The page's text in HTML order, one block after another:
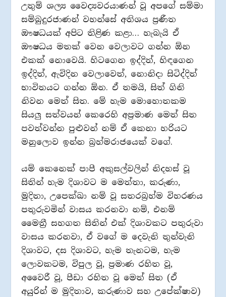
උතුම් ශල්‍ය වෛද්‍යවරයාණන් වූ අපගේ සම්මා
සම්බුදුරජාණන් වහන්සේ අතිශය ප්‍රණීත
ඖෂධයක් අපිට තිළිණ කළා… හැබැයි ඒ
ඖෂධය මතක් වෙන වෙලාවට ගන්න ඕන
එකක් නොවෙයි. හිටගෙන ඉද්දිත්, හිඳගෙන
ඉද්දිත්, ඇවිදින වෙලාවෙත්, නොනිදා සිටිද්දිත්
භාවිතයට ගන්න ඕන. ඒ තමයි, සිත් ගිනි
නිවන මෙත් සිත. මේ හැම මොහොතකම
සියලු‍ සත්වයන් කෙරෙහි අප්‍රමාණ මෙත් සිත
පවත්වන්න පුළුවන් නම් ඒ කෙනා හරියට
මනුලොව ඉන්න බ්‍රහ්මරාජයෙක් වගේ.
යම් කෙනෙක් පාපී අකුසල්වලින් නිදහස් වූ
සිතින් හැම දිශාවට ම මෙත්තා, කරුණා,
මුදිතා, උපෙක්ඛා නම් වූ සතරබ්‍රහ්ම විහරණය
පතුරුවමින් වාසය කරනවා නම්, එනම්
මෛත්‍රී සහගත සිතින් එක් දිශාවකට පතුරුවා
වාසය කරනවා, ඒ වගේ ම දෙවැනි තුන්වැනි
දිශාවට, දස දිශාවට, හැම තැනටම, හැම
ලොවකටම, විපුල වූ, ප්‍රමාණ රහිත වූ,
අවෛරී වූ, පීඩා රහිත වූ මෙත් සිත (ඒ
අයුරින් ම මුදිතාව, කරුණාව සහ උපේක්ෂාව)